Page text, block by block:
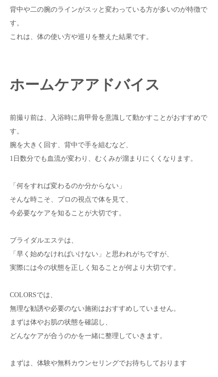
背中や二の腕のラインがスッと変わっている方が多いのが特徴で
す。
これは、体の使い方や巡りを整えた結果です。
ホームケアアドバイス
前撮り前は、入浴時に肩甲骨を意識して動かすことがおすすめで
す。
腕を大きく回す、背中で手を組むなど、
1日数分でも血流が変わり、むくみが溜まりにくくなります。
「何をすれば変わるのか分からない」
そんな時こそ、プロの視点で体を見て、
今必要なケアを知ることが大切です。
ブライダルエステは、
「早く始めなければいけない」と思われがちですが、
実際には今の状態を正しく知ることが何より大切です。
COLORSでは、
無理な勧誘や必要のない施術はおすすめしていません。
まずは体やお肌の状態を確認し、
どんなケアが合うのかを一緒に整理していきます。
まずは、体験や無料カウンセリングでお待ちしております